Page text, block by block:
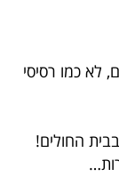
לא כמו רסיסי
החולים!